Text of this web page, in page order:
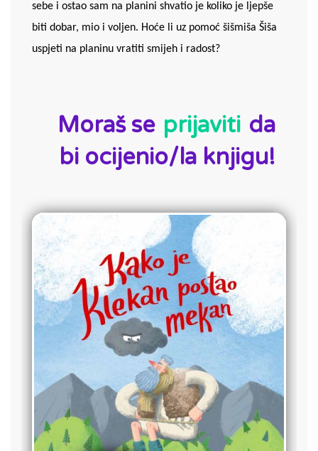
sebe i ostao sam na planini shvatio je koliko je ljepše
biti dobar, mio i voljen. Hoće li uz pomoć šišmiša Šiša
uspjeti na planinu vratiti smijeh i radost?
Moraš se prijaviti da
bi ocijenio/la knjigu!